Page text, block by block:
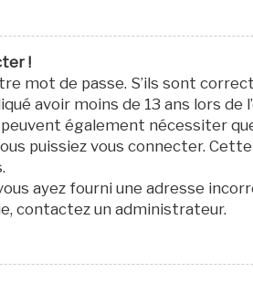
!
mot de passe. S’ils sont
avoir moins de 13 ans lors
également nécessiter
puissiez vous connecter.
ayez fourni une adresse
contactez un administrateur.